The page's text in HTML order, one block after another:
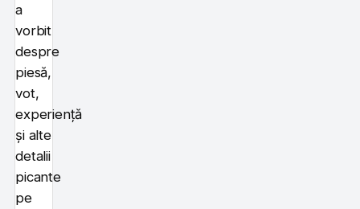
a
vorbit
despre
piesă,
vot,
experiență
și alte
detalii
picante
pe